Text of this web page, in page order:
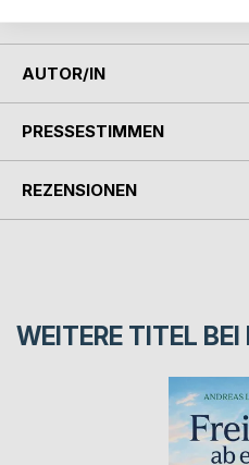
AUTOR/IN
PRESSESTIMMEN
REZENSIONEN
WEITERE TITEL BEI